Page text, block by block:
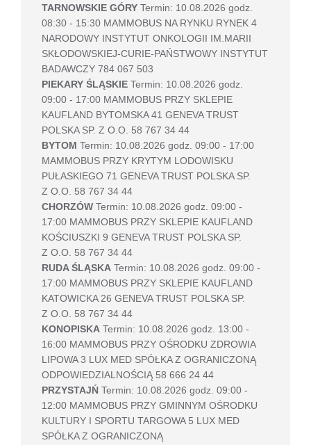
TARNOWSKIE GÓRY Termin: 10.08.2026 godz.
08:30 - 15:30 MAMMOBUS NA RYNKU RYNEK 4
NARODOWY INSTYTUT ONKOLOGII IM.MARII
SKŁODOWSKIEJ-CURIE-PAŃSTWOWY INSTYTUT
BADAWCZY 784 067 503
PIEKARY ŚLĄSKIE Termin: 10.08.2026 godz.
09:00 - 17:00 MAMMOBUS PRZY SKLEPIE
KAUFLAND BYTOMSKA 41 GENEVA TRUST
POLSKA SP. Z O.O. 58 767 34 44
BYTOM Termin: 10.08.2026 godz. 09:00 - 17:00
MAMMOBUS PRZY KRYTYM LODOWISKU
PUŁASKIEGO 71 GENEVA TRUST POLSKA SP.
Z O.O. 58 767 34 44
CHORZÓW Termin: 10.08.2026 godz. 09:00 -
17:00 MAMMOBUS PRZY SKLEPIE KAUFLAND
KOŚCIUSZKI 9 GENEVA TRUST POLSKA SP.
Z O.O. 58 767 34 44
RUDA ŚLĄSKA Termin: 10.08.2026 godz. 09:00 -
17:00 MAMMOBUS PRZY SKLEPIE KAUFLAND
KATOWICKA 26 GENEVA TRUST POLSKA SP.
Z O.O. 58 767 34 44
KONOPISKA Termin: 10.08.2026 godz. 13:00 -
16:00 MAMMOBUS PRZY OŚRODKU ZDROWIA
LIPOWA 3 LUX MED SPÓŁKA Z OGRANICZONĄ
ODPOWIEDZIALNOŚCIĄ 58 666 24 44
PRZYSTAJŃ Termin: 10.08.2026 godz. 09:00 -
12:00 MAMMOBUS PRZY GMINNYM OŚRODKU
KULTURY I SPORTU TARGOWA 5 LUX MED
SPÓŁKA Z OGRANICZONĄ